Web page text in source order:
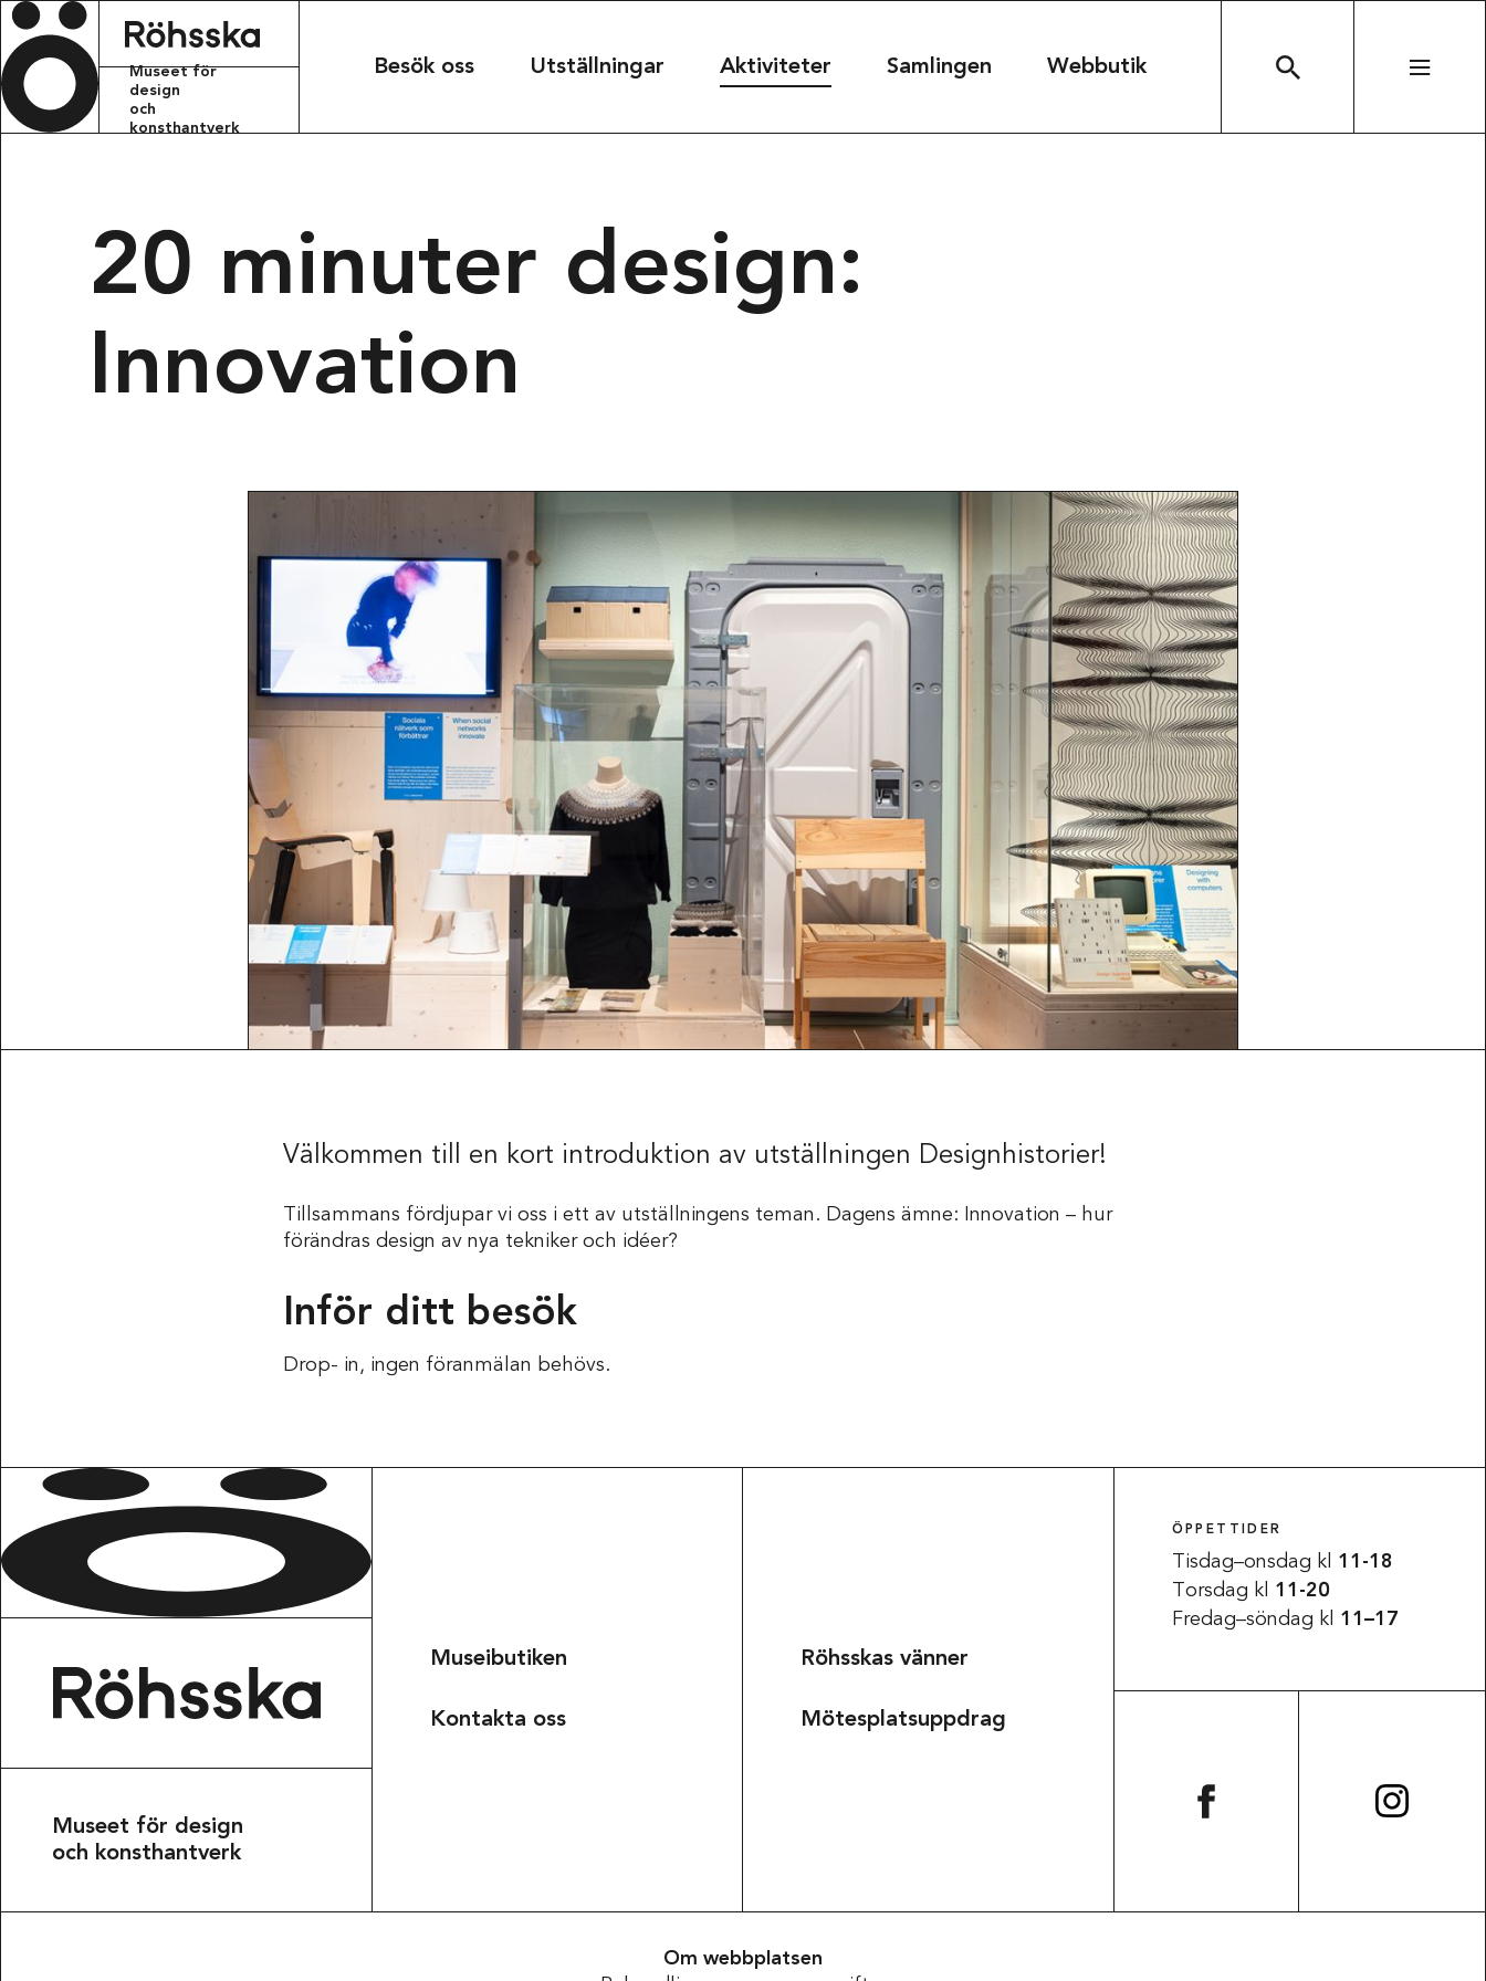
Museet för
design
och
konsthantverk
Besök oss Utställningar Aktiviteter Samlingen Webbutik
info.rohsskamuseet@kultur.goteborg.se
+46 31 368 31 50
BESÖKSADRESS
Röhsska museet
Vasagatan 37-39
Röhsska museet
Vasagatan 37-39
Box 53178
SE-400 15 Göteborg
SPRÅK
Svenska English Deutsch
20 minuter design:
Innovation
Välkommen till en kort introduktion av utställningen Designhistorier!
Tillsammans fördjupar vi oss i ett av utställningens teman. Dagens ämne: Innovation – hur
förändras design av nya tekniker och idéer?
Inför ditt besök
Drop- in, ingen föranmälan behövs.
Museet för design
och konsthantverk
Museibutiken
Kontakta oss
Röhsskas vänner
Mötesplatsuppdrag
ÖPPETTIDER
Tisdag–onsdag kl 11-18
Torsdag kl 11-20
Fredag–söndag kl 11–17
Om webbplatsen